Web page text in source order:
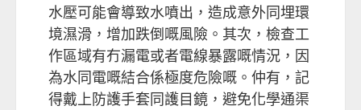
水壓可能會導致水噴出，造成意外同埋環
境濕滑，增加跌倒嘅風險。其次，檢查工
作區域有冇漏電或者電線暴露嘅情況，因
為水同電嘅結合係極度危險嘅。仲有，記
得戴上防護手套同護目鏡，避免化學通渠